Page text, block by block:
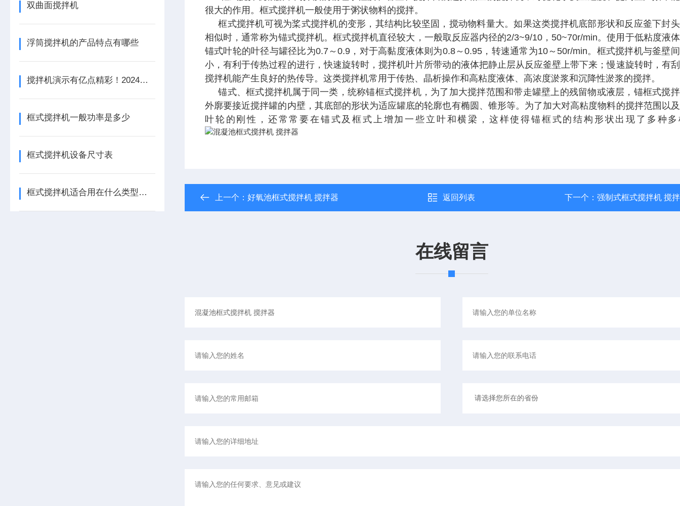
双曲面搅拌机
浮筒搅拌机的产品特点有哪些
搅拌机演示有亿点精彩！2024上海环博会：还得是兰江水处理
框式搅拌机一般功率是多少
框式搅拌机设备尺寸表
框式搅拌机适合用在什么类型的池子
很大的作用。框式搅拌机一般使用于粥状物料的搅拌。
框式搅拌机可视为桨式搅拌机的变形，其结构比较坚固，搅动物料量大。如果这类搅拌机底部形状和反应釜下封
相似时，通常称为锚式搅拌机。框式搅拌机直径较大，一般取反应器内径的2/3~9/10，50~70r/min。使用于低粘度液
锚式叶轮的叶径与罐径比为0.7～0.9，对于高黏度液体则为0.8～0.95，转速通常为10～50r/min。框式搅拌机与釜壁
小，有利于传热过程的进行，快速旋转时，搅拌机叶片所带动的液体把静止层从反应釜壁上带下来；慢速旋转时，有
搅拌机能产生良好的热传导。这类搅拌机常用于传热、晶析操作和高粘度液体、高浓度淤浆和沉降性淤浆的搅拌。
锚式、框式搅拌机属于同一类，统称锚框式搅拌机，为了加大搅拌范围和带走罐壁上的残留物或液层，锚框式搅
外廓要接近搅拌罐的内壁，其底部的形状为适应罐底的轮廓也有椭圆、锥形等。为了加大对高粘度物料的搅拌范围以
叶轮的刚性，还常常要在锚式及框式上增加一些立叶和横梁，这样使得锚框式的结构形状出现了多种多
上一个： 好氧池框式搅拌机 搅拌器 返回列表 下一个： 强制式框式搅拌机 搅
在线留言